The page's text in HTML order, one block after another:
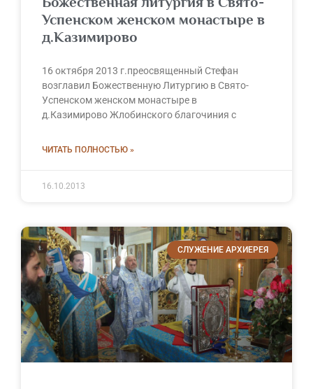
Успенском женском монастыре в
д.Казимирово
16 октября 2013 г.преосвященный Стефан
возглавил Божественную Литургию в Свято-
Успенском женском монастыре в
д.Казимирово Жлобинского благочиния с
ЧИТАТЬ ПОЛНОСТЬЮ »
16.10.2013
СЛУЖЕНИЕ АРХИЕРЕЯ